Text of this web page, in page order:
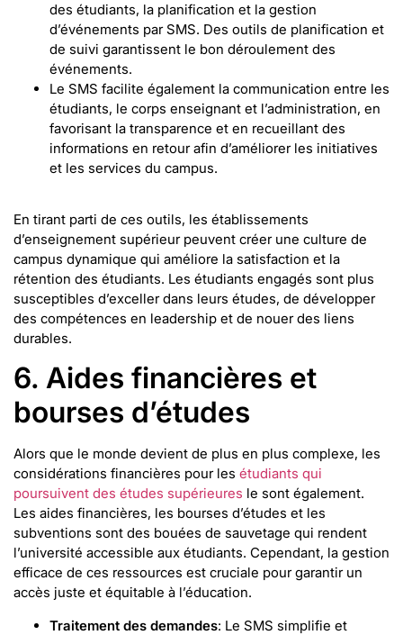
des étudiants, la planification et la gestion
d’événements par SMS. Des outils de planification et
de suivi garantissent le bon déroulement des
événements.
Le SMS facilite également la communication entre les
étudiants, le corps enseignant et l’administration, en
favorisant la transparence et en recueillant des
informations en retour afin d’améliorer les initiatives
et les services du campus.
En tirant parti de ces outils, les établissements
d’enseignement supérieur peuvent créer une culture de
campus dynamique qui améliore la satisfaction et la
rétention des étudiants. Les étudiants engagés sont plus
susceptibles d’exceller dans leurs études, de développer
des compétences en leadership et de nouer des liens
durables.
6. Aides financières et
bourses d’études
Alors que le monde devient de plus en plus complexe, les
considérations financières pour les étudiants qui
poursuivent des études supérieures le sont également.
Les aides financières, les bourses d’études et les
subventions sont des bouées de sauvetage qui rendent
l’université accessible aux étudiants. Cependant, la gestion
efficace de ces ressources est cruciale pour garantir un
accès juste et équitable à l’éducation.
Traitement des demandes: Le SMS simplifie et